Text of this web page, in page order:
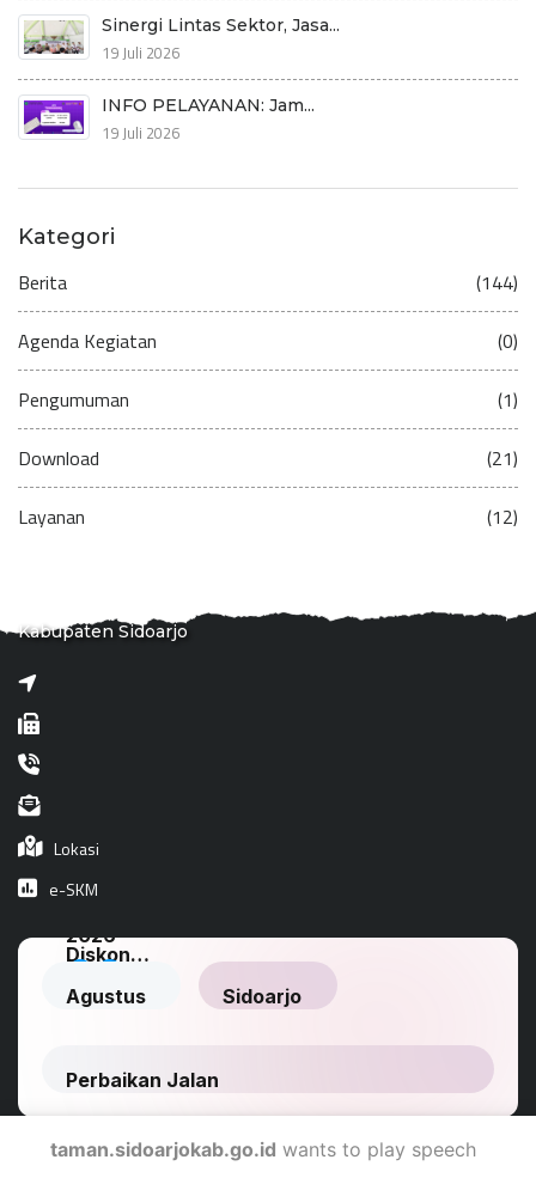
Sinergi Lintas Sektor, Jasa...
19 Juli 2026
INFO PELAYANAN: Jam...
19 Juli 2026
Kategori
Berita (144)
Agenda Kegiatan (0)
Pengumuman (1)
Download (21)
Layanan (12)
Kabupaten Sidoarjo
Lokasi
e-SKM
taman.sidoarjokab.go.id wants to play speech